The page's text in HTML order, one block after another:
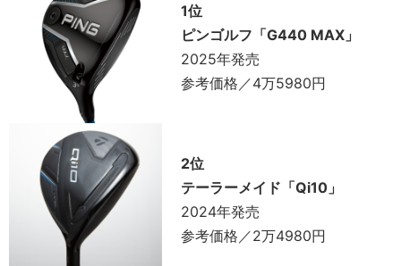
1位
ピンゴルフ「G440 MAX」
2025年発売
参考価格／4万5980円
2位
テーラーメイド「Qi10」
2024年発売
参考価格／2万4980円